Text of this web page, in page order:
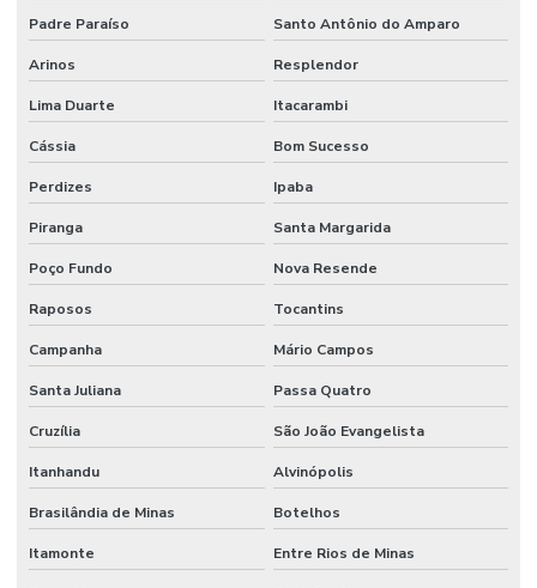
Padre Paraíso Santo Antônio do Amparo
Arinos Resplendor
Lima Duarte Itacarambi
Cássia Bom Sucesso
Perdizes Ipaba
Piranga Santa Margarida
Poço Fundo Nova Resende
Raposos Tocantins
Campanha Mário Campos
Santa Juliana Passa Quatro
Cruzília São João Evangelista
Itanhandu Alvinópolis
Brasilândia de Minas Botelhos
Itamonte Entre Rios de Minas